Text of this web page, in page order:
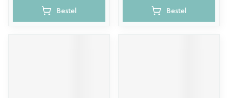
Bestel Bestel